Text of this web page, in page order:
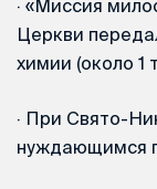
· «Миссия
Церкви
химии (около 1
· При Свято-
нуждающимся